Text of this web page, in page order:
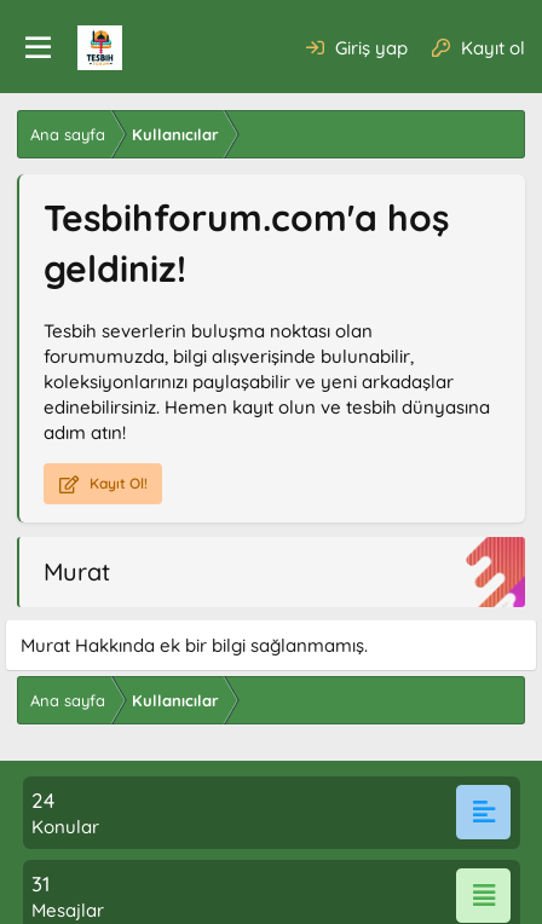
Giriş yap Kayıt ol
Ana sayfa Kullanıcılar
Tesbihforum.com'a hoş
geldiniz!
Tesbih severlerin buluşma noktası olan
forumumuzda, bilgi alışverişinde bulunabilir,
koleksiyonlarınızı paylaşabilir ve yeni arkadaşlar
edinebilirsiniz. Hemen kayıt olun ve tesbih dünyasına
adım atın!
Kayıt Ol!
Murat
Murat Hakkında ek bir bilgi sağlanmamış.
Ana sayfa Kullanıcılar
24
Konular
31
Mesajlar